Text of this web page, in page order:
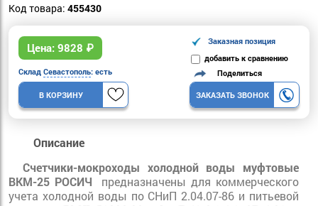
Код товара: 455430
Цена: 9828 ₽
Заказная позиция
добавить к сравнению
Склад Севастополь: есть
В КОРЗИНУ
Поделиться
ЗАКАЗАТЬ ЗВОНОК
Описание
Счетчики-мокроходы холодной воды муфтовые
ВКМ-25 РОСИЧ
предназначены для коммерческого
учета холодной воды по СНиП 2.04.07-86 и питьевой